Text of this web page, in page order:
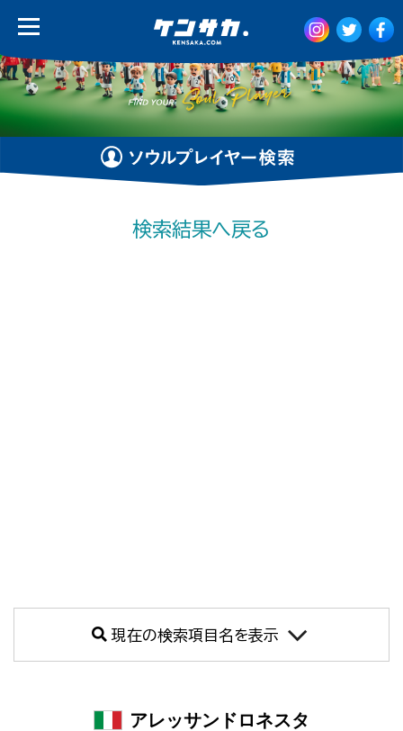
検索結果へ戻る
現在の検索項目名を表示
アレッサンドロネスタ